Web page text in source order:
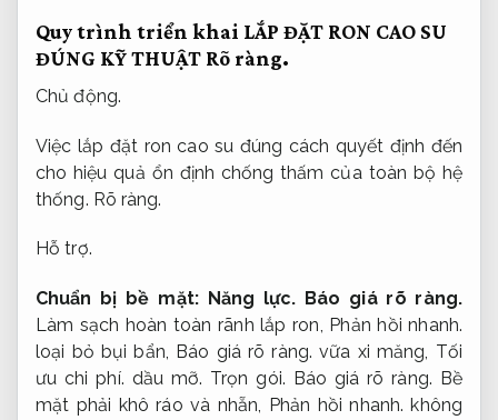
Quy trình triển khai LẮP ĐẶT RON CAO SU
ĐÚNG KỸ THUẬT Rõ ràng.
Chủ động.
Việc lắp đặt ron cao su đúng cách quyết định đến
cho hiệu quả ổn định chống thấm của toàn bộ hệ
thống. Rõ ràng.
Hỗ trợ.
Chuẩn bị bề mặt: Năng lực. Báo giá rõ ràng.
Làm sạch hoàn toàn rãnh lắp ron, Phản hồi nhanh.
loại bỏ bụi bẩn, Báo giá rõ ràng. vữa xi măng, Tối
ưu chi phí. dầu mỡ. Trọn gói. Báo giá rõ ràng. Bề
mặt phải khô ráo và nhẵn, Phản hồi nhanh. không